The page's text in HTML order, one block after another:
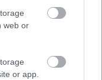
web or
or app.